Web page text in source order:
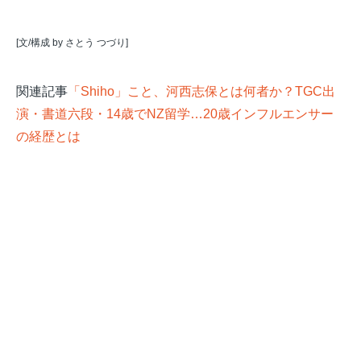
[文/構成 by さとう つづり]
関連記事 「Shiho」こと、河西志保とは何者か？TGC出
演・書道六段・14歳でNZ留学…20歳インフルエンサー
の経歴とは